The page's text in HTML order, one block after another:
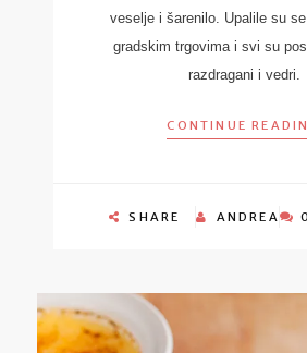
veselje i šarenilo. Upalile su
gradskim trgovima i svi su
razdragani i vedri.
CONTINUE
SHARE ANDREA